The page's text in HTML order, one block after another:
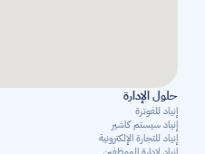
حلول الإدارة
إنياد للفوترة
إنياد سيستم كاشير
إنياد للتجارة الإلكترونية